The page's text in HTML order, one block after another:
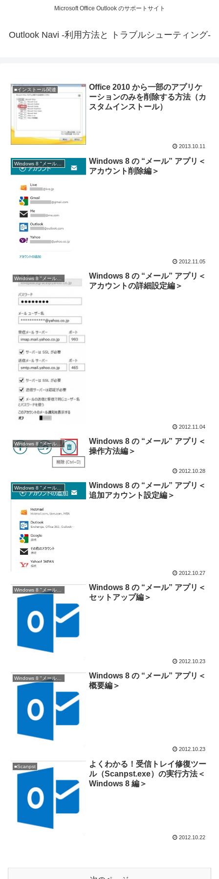
Microsoft Office Outlook のサポートサイト
Outlook Navi -利用方法と トラブルシューティング-
■インストール関連
Office 2010 から一部のアプリケ
ーションのみを削除する方法（カ
スタムインストール）
2013.10.11
Windows 8 の “メール” アプリ＜
アカウント削除編＞
2012.11.05
Windows 8 の “メール” アプリ＜
アカウントの詳細設定編＞
2012.11.04
Windows 8 "メール" アプリ
Windows 8 の “メール” アプリ＜
操作方法編＞
2012.10.28
Windows 8 "メール" アプリ
Windows 8 の “メール” アプリ＜
追加アカウント設定編＞
2012.10.27
Windows 8 "メール" アプリ
Windows 8 の “メール” アプリ＜
セットアップ編＞
2012.10.23
Windows 8 の “メール” アプリ＜
概要編＞
2012.10.23
■Scanpst
よくわかる！受信トレイ修復ツー
ル（Scanpst.exe）の実行方法＜
Windows 8 編＞
2012.10.22